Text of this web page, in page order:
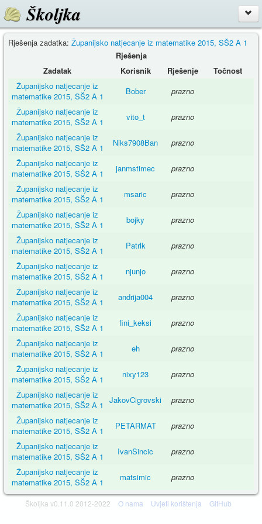
Školjka
Rješenja zadatka: Županijsko natjecanje iz matematike 2015, SŠ2 A 1
Rješenja
Zadatak
Korisnik Rješenje
Točnost
Županijsko natjecanje iz
matematike 2015, SŠ2 A 1
Bober
prazno
Županijsko natjecanje iz
matematike 2015, SŠ2 A 1
vito_t
prazno
Županijsko natjecanje iz
matematike 2015, SŠ2 A 1
Niks7908Ban
prazno
Županijsko natjecanje iz
matematike 2015, SŠ2 A 1
janmstimec
prazno
Županijsko natjecanje iz
matematike 2015, SŠ2 A 1
msaric
prazno
Županijsko natjecanje iz
matematike 2015, SŠ2 A 1
bojky
prazno
Županijsko natjecanje iz
matematike 2015, SŠ2 A 1
Patrlk
prazno
Županijsko natjecanje iz
matematike 2015, SŠ2 A 1
njunjo
prazno
Županijsko natjecanje iz
matematike 2015, SŠ2 A 1
andrija004
prazno
Županijsko natjecanje iz
matematike 2015, SŠ2 A 1
fini_keksi
prazno
Županijsko natjecanje iz
matematike 2015, SŠ2 A 1
eh
prazno
Županijsko natjecanje iz
matematike 2015, SŠ2 A 1
nixy123
prazno
Županijsko natjecanje iz
matematike 2015, SŠ2 A 1
JakovCigrovski
prazno
Županijsko natjecanje iz
matematike 2015, SŠ2 A 1
PETARMAT
prazno
Županijsko natjecanje iz
matematike 2015, SŠ2 A 1
IvanSincic
prazno
Županijsko natjecanje iz
matematike 2015, SŠ2 A 1
matsimic prazno
Školjka v0.11.0 2012-2022 O nama Uvjeti korištenja GitHub